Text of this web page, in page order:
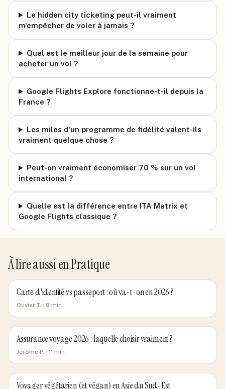
Le hidden city ticketing peut-il vraiment
m'empêcher de voler à jamais ?
Quel est le meilleur jour de la semaine pour
acheter un vol ?
Google Flights Explore fonctionne-t-il depuis la
France ?
Les miles d'un programme de fidélité valent-ils
vraiment quelque chose ?
Peut-on vraiment économiser 70 % sur un vol
international ?
Quelle est la différence entre ITA Matrix et
Google Flights classique ?
À lire aussi enPratique
Carte d'identité vs passeport : où va-t-on en 2026 ?
Olivier T. · 9 min
Assurance voyage 2026 : laquelle choisir vraiment ?
Jérôme P. · 11 min
Voyager végétarien (et végan) en Asie du Sud-Est